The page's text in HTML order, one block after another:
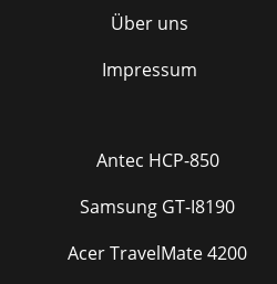
Über uns
Impressum
Antec HCP-850
Samsung GT-I8190
Acer TravelMate 4200